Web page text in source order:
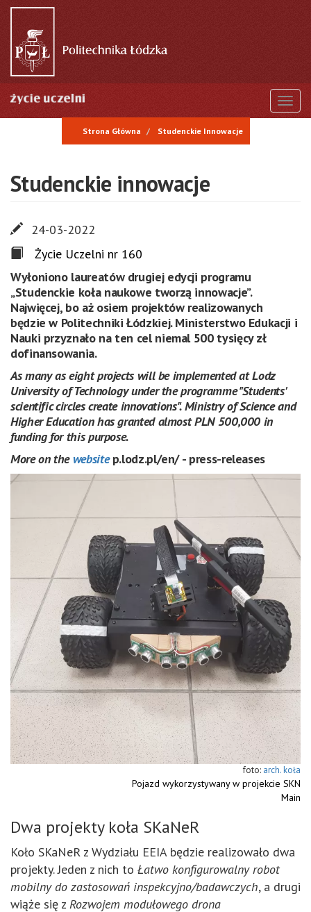
Przejdź
treści
Strona Główna Studenckie Innowacje
Studenckie innowacje
24-03-2022
Życie Uczelni nr 160
Wyłoniono laureatów drugiej edycji programu
„Studenckie koła naukowe tworzą innowacje”.
Najwięcej, bo aż osiem projektów realizowanych
będzie w Politechniki Łódzkiej. Ministerstwo Edukacji i
Nauki przyznało na ten cel niemal 500 tysięcy zł
dofinansowania.
As many as eight projects will be implemented at Lodz
University of Technology under the programme "Students'
scientific circles create innovations". Ministry of Science and
Higher Education has granted almost PLN 500,000 in
funding for this purpose.
More on thewebsite p.lodz.pl/en/ - press-releases
arch. koła
Pojazd wykorzystywany w projekcie SKN
Main
Dwa projekty koła SKaNeR
Koło SKaNeR z Wydziału EEIA będzie realizowało dwa
projekty. Jeden z nich to Łatwo konfigurowalny robot
mobilny do zastosowań inspekcyjno/badawczych, a drugi
wiąże się z Rozwojem modułowego drona